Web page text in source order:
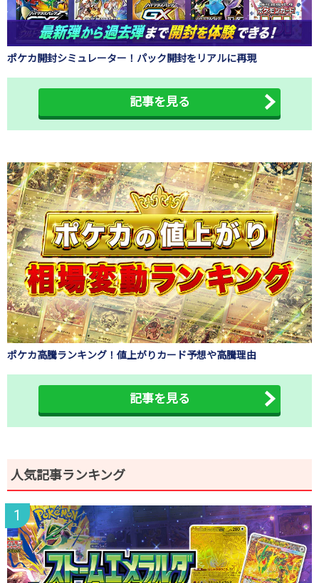
ポケカ開封シミュレーター！パック開封をリアルに再現
記事を見る
ポケカ高騰ランキング！値上がりカード予想や高騰理由
記事を見る
人気記事ランキング